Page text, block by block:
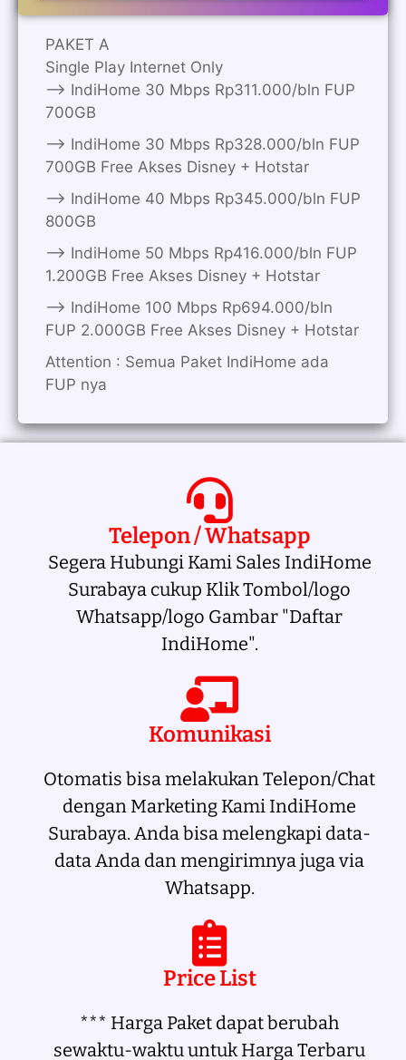
PAKET A
Single Play Internet Only
——> IndiHome 30 Mbps Rp311.000/bln FUP
700GB
——> IndiHome 30 Mbps Rp328.000/bln FUP
700GB Free Akses Disney + Hotstar
——> IndiHome 40 Mbps Rp345.000/bln FUP
800GB
——> IndiHome 50 Mbps Rp416.000/bln FUP
1.200GB Free Akses Disney + Hotstar
——> IndiHome 100 Mbps Rp694.000/bln
FUP 2.000GB Free Akses Disney + Hotstar
Attention : Semua Paket IndiHome ada
FUP nya
Telepon / Whatsapp
Segera Hubungi Kami Sales IndiHome
Surabaya cukup Klik Tombol/logo
Whatsapp/logo Gambar "Daftar
IndiHome".
Komunikasi
Otomatis bisa melakukan Telepon/Chat
dengan Marketing Kami IndiHome
Surabaya. Anda bisa melengkapi data-
data Anda dan mengirimnya juga via
Whatsapp.
Price List
*** Harga Paket dapat berubah
sewaktu-waktu untuk Harga Terbaru